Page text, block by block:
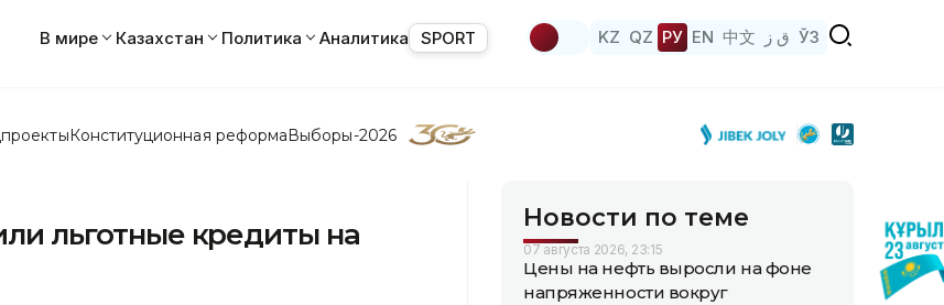
В мире Казахстан Политика Аналитика SPORT KZ QZ РУ EN 中文 ق ز ЎЗ
Конституционная реформаВыборы-2026
льготные кредиты на
Новости по теме
07 августа 2026, 23:15
Цены на нефть выросли на фоне
напряженности вокруг